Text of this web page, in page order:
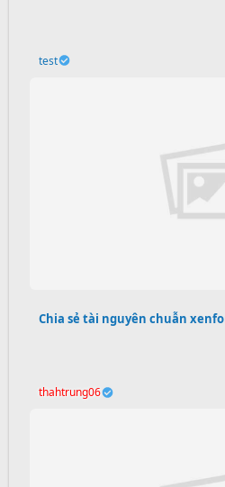
test
Chia sẻ tài nguyên chuẫn
thahtrung06